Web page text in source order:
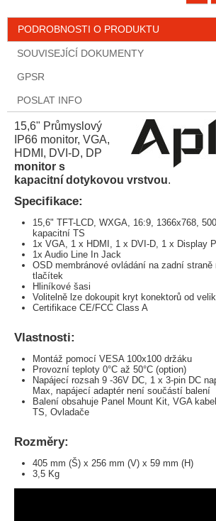
PODROBNOSTI O PRODUKTU
SOUVISEJÍCÍ DOKUMENTY
GPSR
POSLAT INFO
15,6" Průmyslový
IP66 monitor, VGA,
HDMI, DVI-D, DP
monitor s
kapacitní dotykovou vrstvou.
Specifikace:
15,6" TFT-LCD, WXGA, 16:9, 1366x768,
kapacitní TS
1x VGA, 1 x HDMI, 1 x DVI-D, 1 x Display
1x Audio Line In Jack
OSD membránové ovládání na zadní straně
tlačítek
Hliníkové šasi
Volitelně lze dokoupit kryt konektorů od
Certifikace CE/FCC Class A
Vlastnosti:
Montáž pomocí VESA 100x100 držáku
Provozní teploty 0°C až 50°C (option)
Napájecí rozsah 9 -36V DC, 1 x 3-pin DC
Max, napájecí adaptér není součástí balení
Balení obsahuje Panel Mount Kit, VGA
TS, Ovladače
Rozměry:
405 mm (Š) x 256 mm (V) x 59 mm (H)
3,5 Kg